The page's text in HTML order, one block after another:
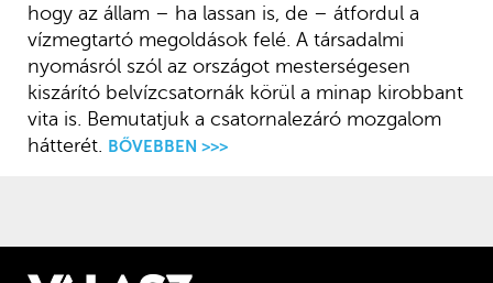
hogy az állam – ha lassan is, de – átfordul a
vízmegtartó megoldások felé. A társadalmi
nyomásról szól az országot mesterségesen
kiszárító belvízcsatornák körül a minap kirobbant
vita is. Bemutatjuk a csatornalezáró mozgalom
hátterét.
BŐVEBBEN >>>